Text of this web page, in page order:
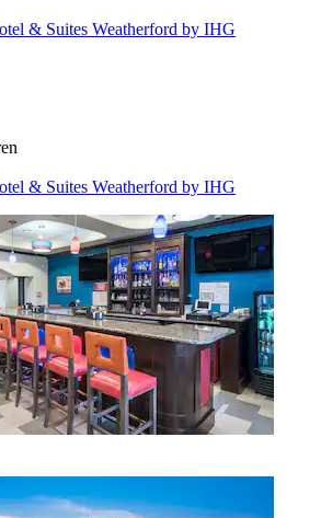
& Suites Weatherford by IHG
& Suites Weatherford by IHG